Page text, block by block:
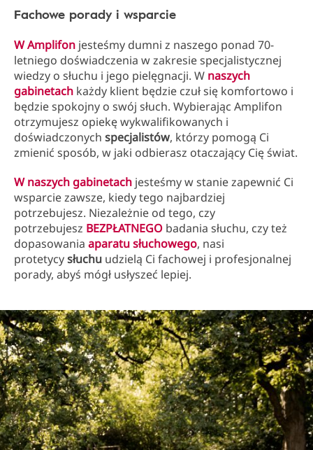
Fachowe porady i wsparcie
W Amplifon jesteśmy dumni z naszego ponad 70-
letniego doświadczenia w zakresie specjalistycznej
wiedzy o słuchu i jego pielęgnacji. W naszych
gabinetach każdy klient będzie czuł się komfortowo i
będzie spokojny o swój słuch. Wybierając Amplifon
otrzymujesz opiekę wykwalifikowanych i
doświadczonych specjalistów, którzy pomogą Ci
zmienić sposób, w jaki odbierasz otaczający Cię świat.
W naszych gabinetach jesteśmy w stanie zapewnić Ci
wsparcie zawsze, kiedy tego najbardziej
potrzebujesz. Niezależnie od tego, czy
potrzebujesz BEZPŁATNEGO badania słuchu, czy też
dopasowania aparatu słuchowego, nasi
protetycysłuchu udzielą Ci fachowej i profesjonalnej
porady, abyś mógł usłyszeć lepiej.